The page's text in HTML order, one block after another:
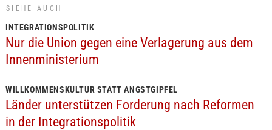
SIEHE AUCH
INTEGRATIONSPOLITIK
Nur die Union gegen eine Verlagerung aus dem
Innenministerium
WILLKOMMENSKULTUR STATT ANGSTGIPFEL
Länder unterstützen Forderung nach Reformen
in der Integrationspolitik